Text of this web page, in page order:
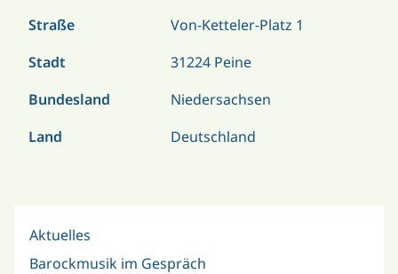
Straße
Von-Ketteler-Platz 1
Stadt
31224 Peine
Bundesland
Niedersachsen
Land
Deutschland
Aktuelles
Barockmusik im Gespräch